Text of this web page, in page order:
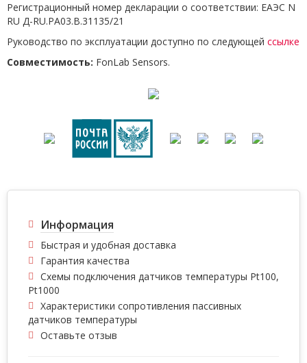
Регистрационный номер декларации о соответствии: ЕАЭС N
RU Д-RU.РА03.В.31135/21
Руководство по эксплуатации доступно по следующей ссылке
Совместимость: FonLab Sensors.
Информация
Быстрая и удобная доставка
Гарантия качества
Схемы подключения датчиков температуры Pt100,
Pt1000
Характеристики сопротивления пассивных
датчиков температуры
Оставьте отзыв